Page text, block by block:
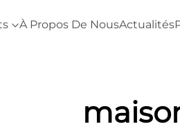
À Propos De NousActualités